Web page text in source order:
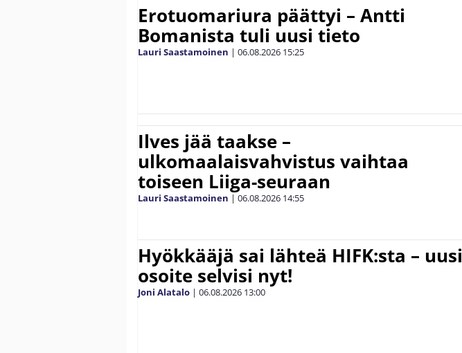
Erotuomariura päättyi – Antti
Bomanista tuli uusi tieto
Lauri Saastamoinen | 06.08.2026 15:25
Ilves jää taakse –
ulkomaalaisvahvistus vaihtaa
toiseen Liiga-seuraan
Lauri Saastamoinen | 06.08.2026 14:55
Hyökkääjä sai lähteä HIFK:sta – uusi
osoite selvisi nyt!
Joni Alatalo | 06.08.2026 13:00